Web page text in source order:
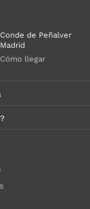
Conde de Peñalver
Madrid
Cómo llegar